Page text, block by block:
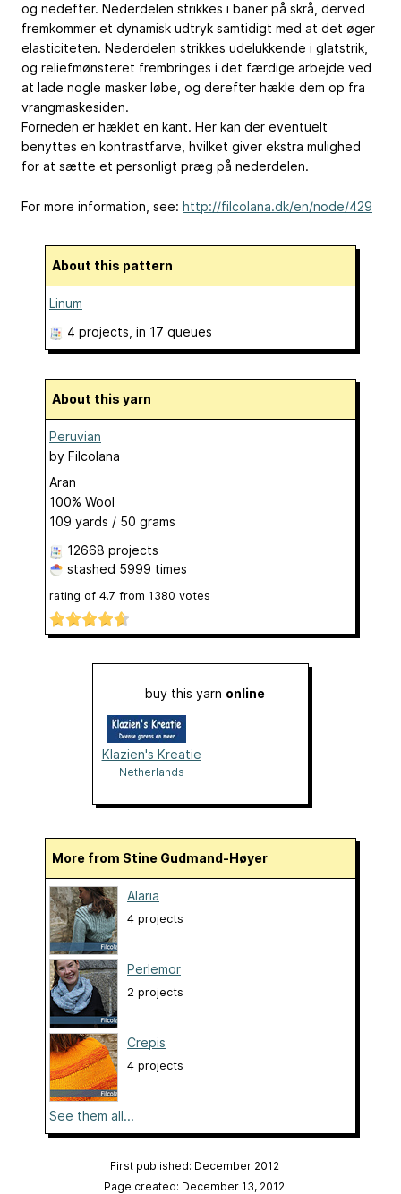
og nedefter. Nederdelen strikkes i baner på skrå, derved
fremkommer et dynamisk udtryk samtidigt med at det øger
elasticiteten. Nederdelen strikkes udelukkende i glatstrik,
og reliefmønsteret frembringes i det færdige arbejde ved
at lade nogle masker løbe, og derefter hækle dem op fra
vrangmaskesiden.
Forneden er hæklet en kant. Her kan der eventuelt
benyttes en kontrastfarve, hvilket giver ekstra mulighed
for at sætte et personligt præg på nederdelen.
For more information, see: http://filcolana.dk/en/node/429
About this pattern
Linum
4 projects , in 17 queues
About this yarn
Peruvian
by Filcolana
Aran
100% Wool
109 yards / 50 grams
12668 projects
stashed 5999 times
rating of 4.7 from 1380 votes
buy this yarn online
Klazien's Kreatie
Netherlands
More from Stine Gudmand-Høyer
Alaria
4 projects
Perlemor
2 projects
Crepis
4 projects
See them all...
First published: December 2012
Page created: December 13, 2012